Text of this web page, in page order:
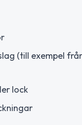
(till exempel
lock